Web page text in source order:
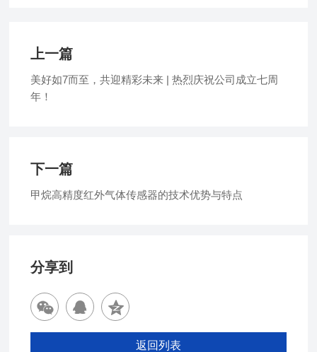
上一篇
美好如7而至，共迎精彩未来 | 热烈庆祝公司成立七周
年！
下一篇
甲烷高精度红外气体传感器的技术优势与特点
分享到
返回列表